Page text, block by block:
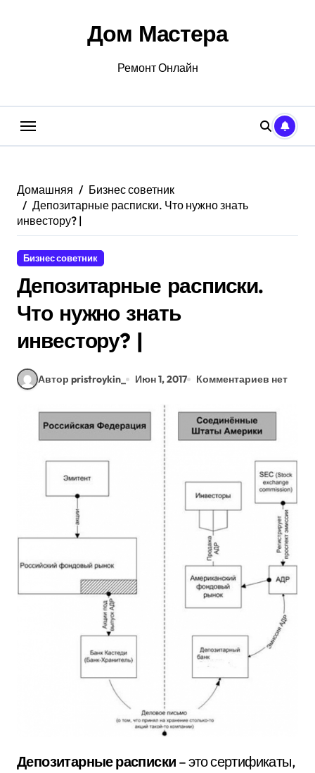
Дом Мастера
Ремонт Онлайн
Домашняя
Бизнес советник
Депозитарные расписки. Что нужно знать
инвестору? |
Бизнес советник
Депозитарные расписки.
Что нужно знать
инвестору? |
Автор pristroykin_ Июн 1, 2017 Комментариев нет
Депозитарные расписки – это сертификаты,